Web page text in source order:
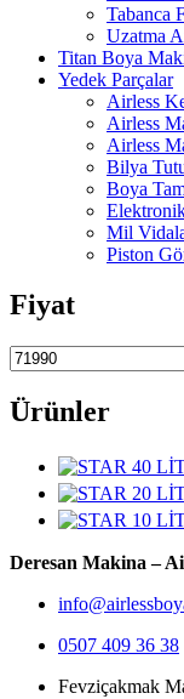
Tabanca
Uzatma
Titan Boya
Yedek Parçalar
Airless
Airless
Airless
Bilya
Boya
Mil
Piston
Fiyat
En
düşük
fiyat
Ürünler
Deresan Makina –
0507 409 36 38
Fevziçakmak